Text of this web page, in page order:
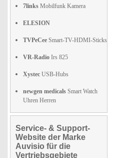
7links Mobilfunk Kamera
ELESION
TVPeCee Smart-TV-HDMI-Sticks
VR-Radio Irs 825
Xystec USB-Hubs
newgen medicals Smart Watch
Uhren Herren
Service- & Support-
Website der Marke
Auvisio für die
Vertriebsgebiete